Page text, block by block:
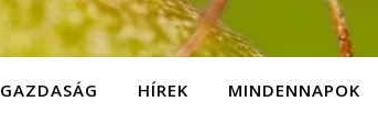
GAZDASÁG HÍREK MINDENNAPOK